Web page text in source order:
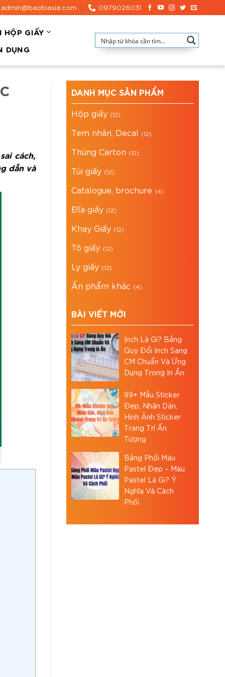
admin@baobiasia.com 0979026031
HỘP GIẤY
DỤNG
cách,
dẫn và
DANH MỤC SẢN PHẨM
Hộp giấy (12)
Tem nhãn, Decal (12)
Thùng Carton (12)
Túi giấy (12)
Catalogue, brochure (4)
Đĩa giấy (12)
Khay Giấy (12)
Tô giấy (12)
Ly giấy (12)
Ấn phẩm khác (4)
BÀI VIẾT MỚI
Inch Là Gì? Bảng
Quy Đổi Inch Sang
CM Chuẩn Và Ứng
Dụng Trong In Ấn
99+ Mẫu Sticker
Đẹp, Nhãn Dán,
Hình Ảnh Sticker
Trang Trí Ấn
Tượng
Bảng Phối Màu
Pastel Đẹp – Màu
Pastel Là Gì? Ý
Nghĩa Và Cách
Phối